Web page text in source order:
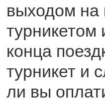
выходом на
турникетом
конца
турникет и
ли вы